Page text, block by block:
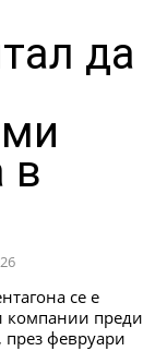
да
в
се е
компании преди